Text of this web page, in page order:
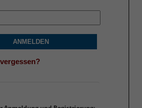
ANMELDEN